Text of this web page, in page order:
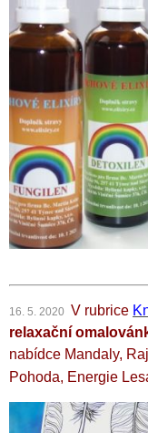
16. 5. 2020 V rubrice
relaxační
nabídce Mandaly,
Pohoda, Energie